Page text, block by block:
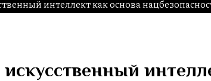
интеллект как основа